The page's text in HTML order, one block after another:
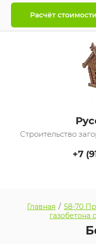
Расчёт стоимости
Строительство
+7
Главная / 58-70
газобетона